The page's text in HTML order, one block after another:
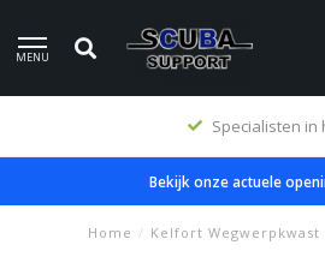
MENU
Specialisten in
Bekijk onze actuele
Home / Kelfort